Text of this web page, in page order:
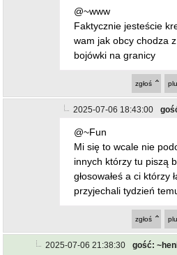
@~www
Faktycznie jesteście
wam jak obcy chodza
bojówki na granicy
zgłoś
2025-07-06 18:43:00
@~Fun
Mi się to wcale nie
innych którzy tu piszą
głosowałeś a ci którzy
przyjechali tydzień
zgłoś
2025-07-06 21:38:30 gość: